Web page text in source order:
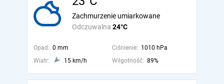
Odczuwalna 24°C
Zachmurzenie umiarkowane
Opad: 0 mm Ciśnienie: 1010 hPa
Wiatr:
15 km/h Wilgotność: 89%